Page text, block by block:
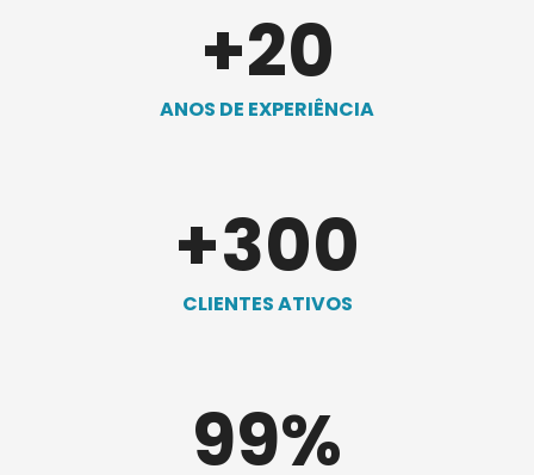
+20
ANOS DE EXPERIÊNCIA
+300
CLIENTES ATIVOS
99%